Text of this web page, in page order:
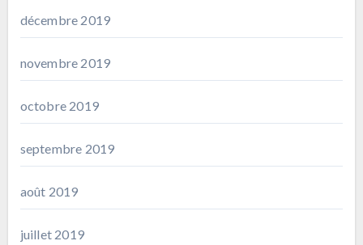
décembre 2019
novembre 2019
octobre 2019
septembre 2019
août 2019
juillet 2019